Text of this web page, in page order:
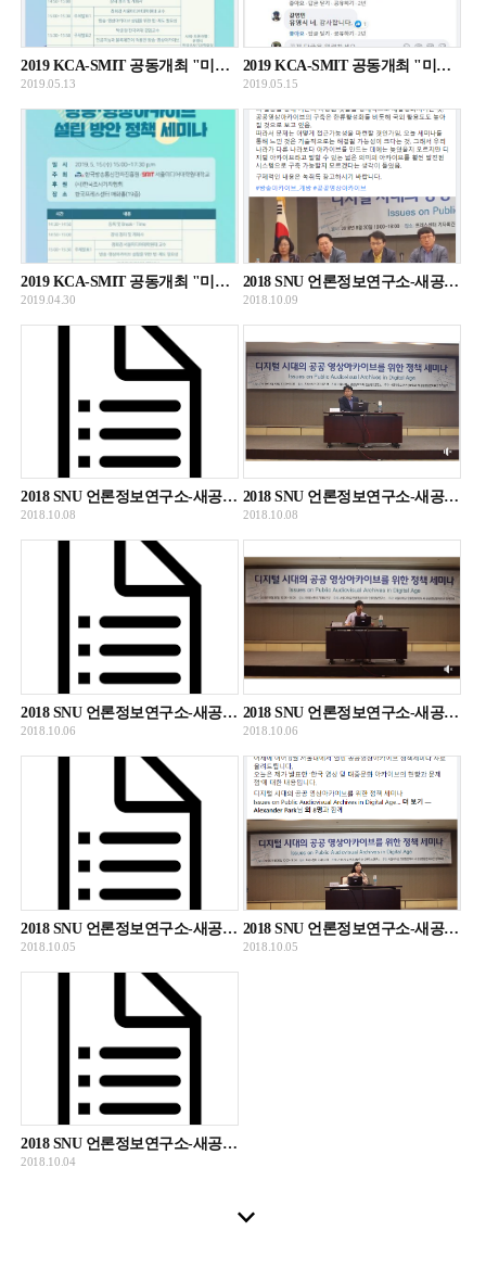
2019 KCA-SMIT 공동개최 "미디어공공성과 방송.영상아카이브 설립방안 정책 세미나" 개최 재공지
2019.05.13
2019 KCA-SMIT 공동개최 "미디어공공성과 방송.영상아카이브 설립방안 정책 세미나" 개최
2019.05.15
2019 KCA-SMIT 공동개최 "미디어공공성과 방송.영상아카이브 설립방안 정책 세미나" 개최 알림
2019.04.30
2018 SNU 언론정보연구소-새공공영상문화유산정책포럼 공동세미나 종합토론 녹화자료 및 녹취록
2018.10.09
2018 SNU 언론정보연구소-새공공영상문화유산정책포럼 공동세미나 강진욱 발표 녹취록
2018.10.08
2018 SNU 언론정보연구소-새공공영상문화유산정책포럼 공동세미나 강진욱 발표 녹화자료
2018.10.08
2018 SNU 언론정보연구소-새공공영상문화유산정책포럼 공동세미나 이상훈 발표 녹취록
2018.10.06
2018 SNU 언론정보연구소-새공공영상문화유산정책포럼 공동세미나 이상훈 발표 녹화자료
2018.10.06
2018 SNU 언론정보연구소-새공공영상문화유산정책포럼 공동세미나 최효진 발표 녹취록
2018.10.05
2018 SNU 언론정보연구소-새공공영상문화유산정책포럼 공동세미나 최효진 발표 녹화자료
2018.10.05
2018 SNU 언론정보연구소-새공공영상문화유산정책포럼 공동세미나 클로드뮈수 기조발표 녹취록
2018.10.04